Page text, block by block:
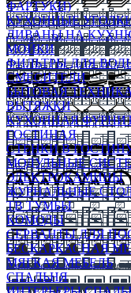
ФАРТУКИ)
КУХОННЫЕ
ДИВАНЫ НА
МОЙКИ
ФИЛЬТРЫ ДЛЯ
СМЕСИТЕЛИ
БЫТОВАЯ
ВЫТЯЖКИ
КУХОННАЯ
ГОСТИНАЯ
СТЕНКИ В
МОДУЛЬНЫЕ
ЭЛЕКТРОКАМИНЫ
ЖУРНАЛЬНЫЕ
ТВ ТУМБЫ
КОМОДЫ
СЕРВАНТЫ ДЛЯ
БЕСКАРКАСНАЯ
МЯГКАЯ МЕБЕЛЬ
СПАЛЬНЯ